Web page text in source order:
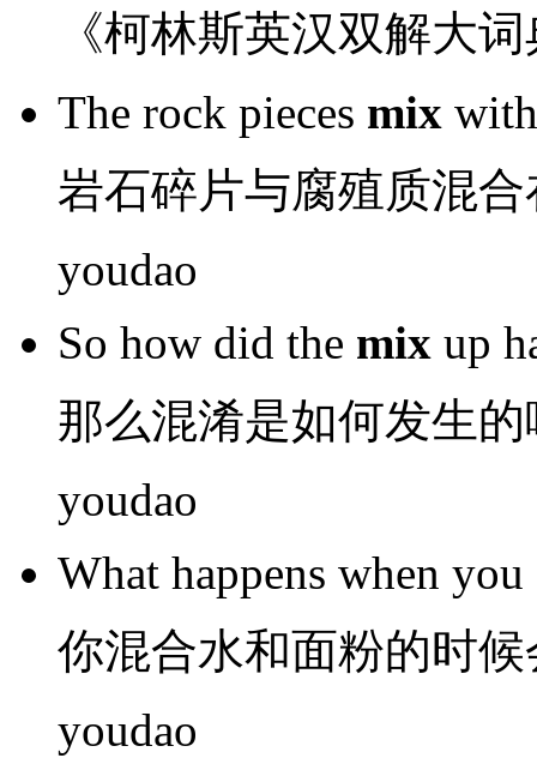
《柯林斯英汉双解大
The rock pieces mix with
岩石碎片与腐殖质混合
youdao
So how did the mix up
那么混淆是如何发生的
youdao
What happens when you
你混合水和面粉的时候
youdao